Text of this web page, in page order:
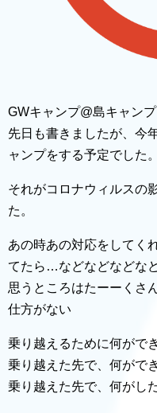
GWキャンプ@島キャンプ
先日も書きましたが、今
ャンプをする予定でした。
それがコロナウィルスの
た。
あの時あの対応をしてく
てたら…などなどなどな
思うところはたーーくさ
仕方がない
乗り越えるために何がで
乗り越えた先で、何がで
乗り越えた先で、何がし